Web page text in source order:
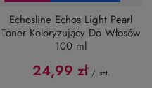
Echosline Echos Light Pearl
Toner Koloryzujący Do Włosów
100 ml
24,99 zł / szt.